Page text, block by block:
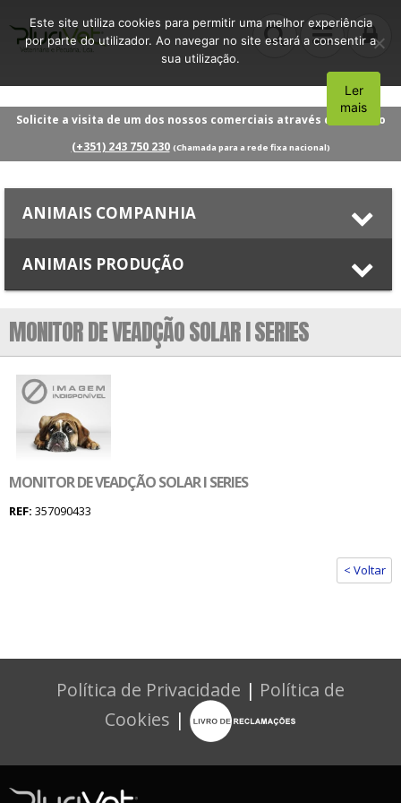
Solicite a visita de um dos nossos comerciais através do número
(+351) 243 750 230 (Chamada para a rede fixa nacional)
ANIMAIS COMPANHIA
ANIMAIS PRODUÇÃO
MONITOR DE VEADÇÃO SOLAR I SERIES
MONITOR DE VEADÇÃO SOLAR I SERIES
REF: 357090433
< Voltar
Política de Privacidade | Política de
Cookies |
Este site utiliza cookies para permitir uma melhor experiência
por parte do utilizador. Ao navegar no site estará a consentir a
sua utilização.
Aceito
Ler
mais